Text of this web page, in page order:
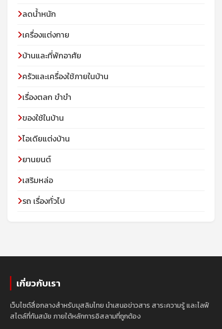
ลดน้ำหนัก
เครื่องแต่งกาย
บ้านและที่พักอาศัย
ครัวและเครื่องใช้ภายในบ้าน
เรื่องตลก ขำขำ
ของใช้ในบ้าน
ไอเดียแต่งบ้าน
ยานยนต์
เสริมหล่อ
รถ เรื่องทั่วไป
เกี่ยวกับเรา
เว็บไซต์สื่อกลางสำหรับมุสลิมไทย นำเสนอข่าวสาร สาระความรู้ และไลฟ์
สไตล์ที่ทันสมัย ภายใต้หลักการอิสลามที่ถูกต้อง